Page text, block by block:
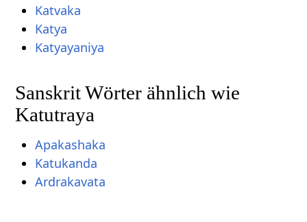
Katvaka
Katya
Katyayaniya
Sanskrit Wörter ähnlich wie
Katutraya
Apakashaka
Katukanda
Ardrakavata